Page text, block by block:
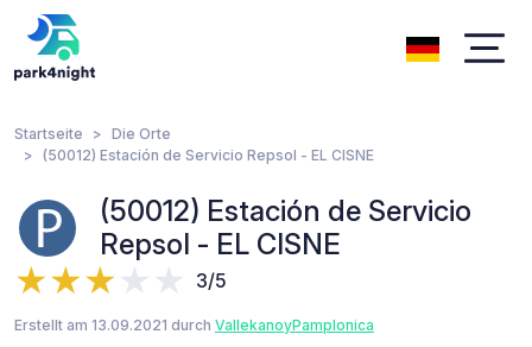
Startseite
Die Orte
(50012) Estación de Servicio Repsol - EL CISNE
(50012) Estación de Servicio
Repsol - EL CISNE
3/5
Erstellt am 13.09.2021 durch VallekanoyPamplonica